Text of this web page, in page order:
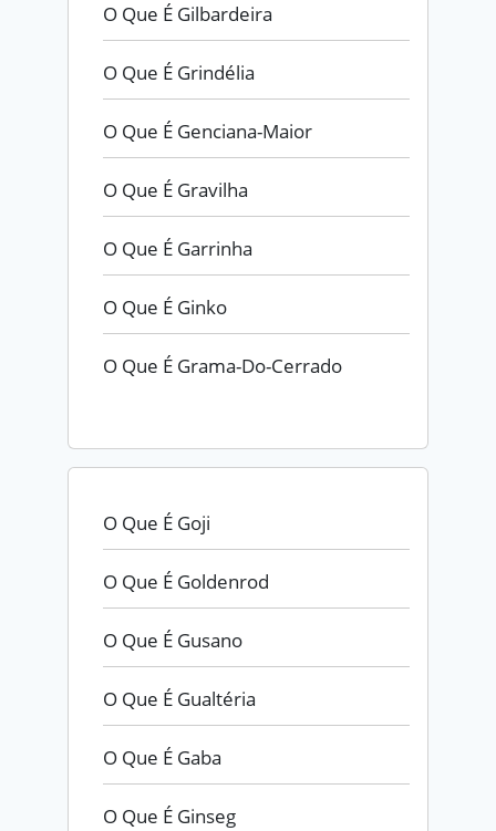
O Que É Gilbardeira
O Que É Grindélia
O Que É Genciana-Maior
O Que É Gravilha
O Que É Garrinha
O Que É Ginko
O Que É Grama-Do-Cerrado
O Que É Goji
O Que É Goldenrod
O Que É Gusano
O Que É Gualtéria
O Que É Gaba
O Que É Ginseg